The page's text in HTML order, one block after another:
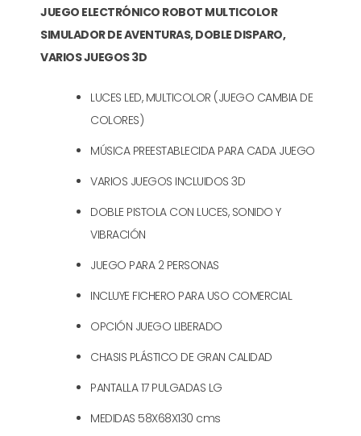
VARIOS
JUEGOS
3D
JUEGO ELECTRÓNICO ROBOT MULTICOLOR
SIMULADOR DE AVENTURAS, DOBLE DISPARO,
VARIOS JUEGOS 3D
LUCES LED, MULTICOLOR (JUEGO CAMBIA DE
COLORES)
MÚSICA PREESTABLECIDA PARA CADA JUEGO
VARIOS JUEGOS INCLUIDOS 3D
DOBLE PISTOLA CON LUCES, SONIDO Y
VIBRACIÓN
JUEGO PARA 2 PERSONAS
INCLUYE FICHERO PARA USO COMERCIAL
OPCIÓN JUEGO LIBERADO
CHASIS PLÁSTICO DE GRAN CALIDAD
PANTALLA 17 PULGADAS LG
MEDIDAS 58X68X130 cms